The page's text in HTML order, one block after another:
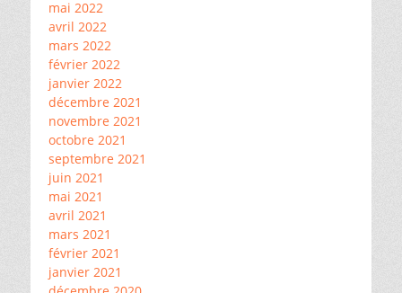
mai 2022
avril 2022
mars 2022
février 2022
janvier 2022
décembre 2021
novembre 2021
octobre 2021
septembre 2021
juin 2021
mai 2021
avril 2021
mars 2021
février 2021
janvier 2021